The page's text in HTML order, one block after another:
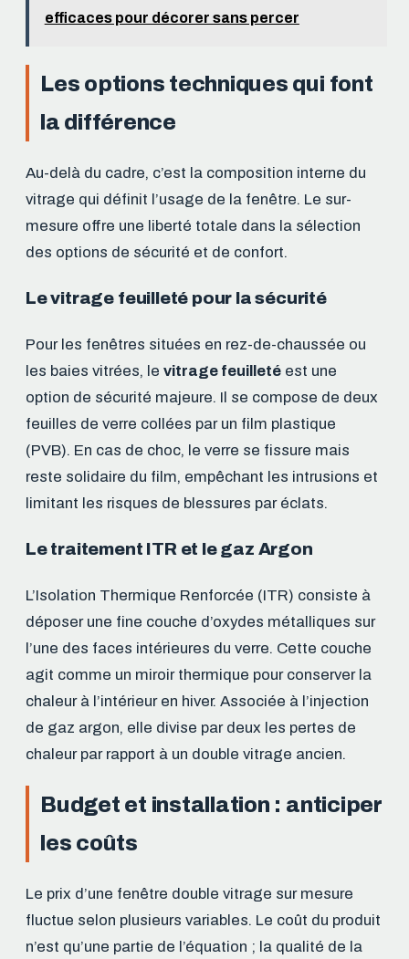
efficaces pour décorer sans percer
Les options techniques qui font
la différence
Au-delà du cadre, c’est la composition interne du
vitrage qui définit l’usage de la fenêtre. Le sur-
mesure offre une liberté totale dans la sélection
des options de sécurité et de confort.
Le vitrage feuilleté pour la sécurité
Pour les fenêtres situées en rez-de-chaussée ou
les baies vitrées, le vitrage feuilleté est une
option de sécurité majeure. Il se compose de deux
feuilles de verre collées par un film plastique
(PVB). En cas de choc, le verre se fissure mais
reste solidaire du film, empêchant les intrusions et
limitant les risques de blessures par éclats.
Le traitement ITR et le gaz Argon
L’Isolation Thermique Renforcée (ITR) consiste à
déposer une fine couche d’oxydes métalliques sur
l’une des faces intérieures du verre. Cette couche
agit comme un miroir thermique pour conserver la
chaleur à l’intérieur en hiver. Associée à l’injection
de gaz argon, elle divise par deux les pertes de
chaleur par rapport à un double vitrage ancien.
Budget et installation : anticiper
les coûts
Le prix d’une fenêtre double vitrage sur mesure
fluctue selon plusieurs variables. Le coût du produit
n’est qu’une partie de l’équation ; la qualité de la